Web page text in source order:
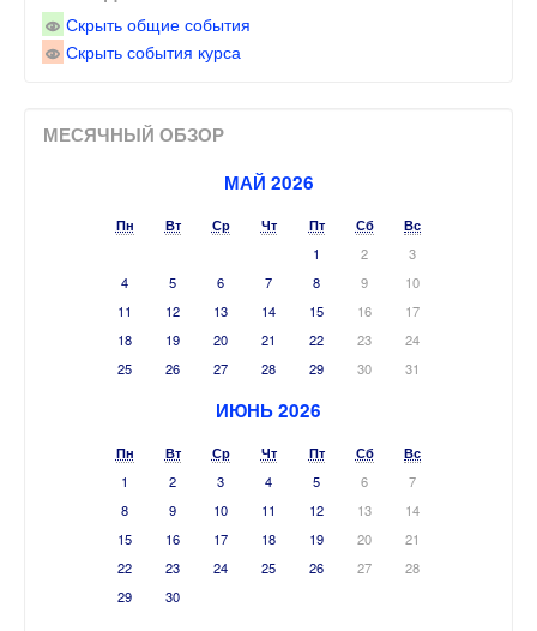
Скрыть общие события
Скрыть события курса
МЕСЯЧНЫЙ ОБЗОР
МАЙ 2026
Пн Вт Ср Чт Пт Сб
Вс
1
2
3
4
5 6 7 8 9
10
11
12 13 14 15 16
17
18
19 20 21 22 23
24
25
26 27 28 29 30 31
ИЮНЬ 2026
Пн Вт Ср Чт Пт Сб
Вс
1
2 3 4 5 6
7
8
9 10 11 12 13
14
15
16 17 18 19 20
21
22
23 24 25 26 27
28
29
30